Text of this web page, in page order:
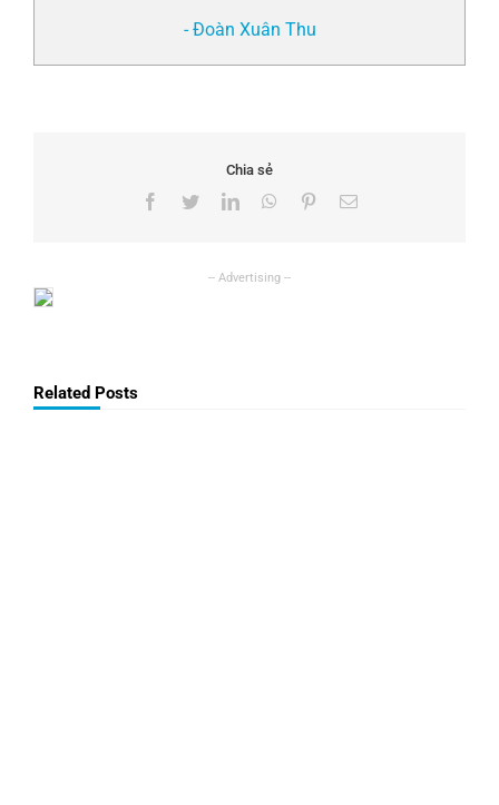
- Đoàn Xuân Thu
Chia sẻ
Facebook
TwitterLinkedInWhatsApp
PinterestEmail
Related Posts